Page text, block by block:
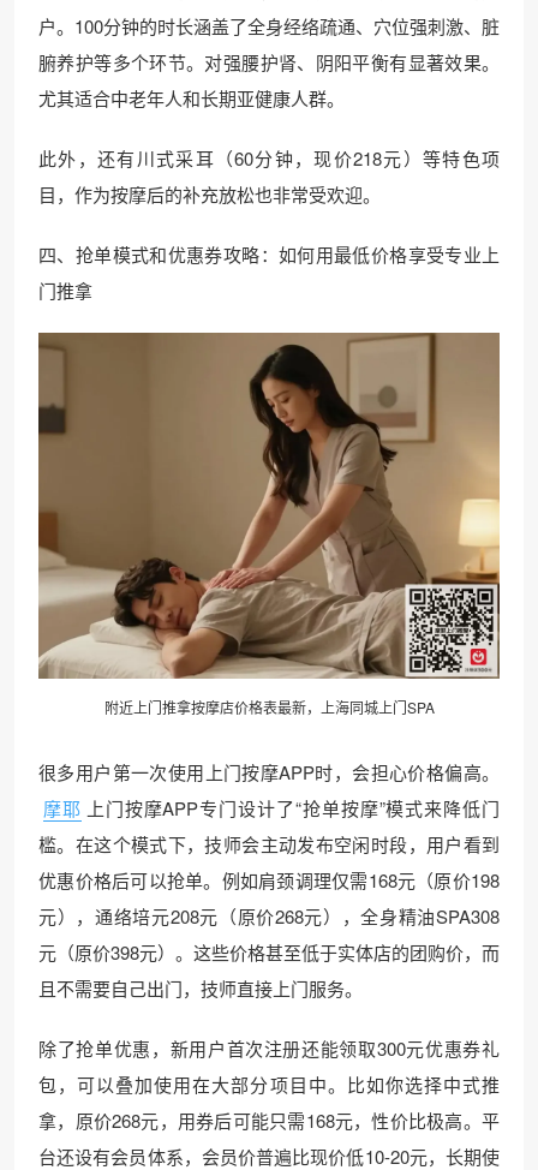
户。100分钟的时长涵盖了全身经络疏通、穴位强刺激、脏
腑养护等多个环节。对强腰护肾、阴阳平衡有显著效果。
尤其适合中老年人和长期亚健康人群。
此外，还有川式采耳（60分钟，现价218元）等特色项
目，作为按摩后的补充放松也非常受欢迎。
四、抢单模式和优惠券攻略：如何用最低价格享受专业上
门推拿
附近上门推拿按摩店价格表最新，上海同城上门SPA
很多用户第一次使用上门按摩APP时，会担心价格偏高。
摩耶 上门按摩APP专门设计了“抢单按摩”模式来降低门
槛。在这个模式下，技师会主动发布空闲时段，用户看到
优惠价格后可以抢单。例如肩颈调理仅需168元（原价198
元），通络培元208元（原价268元），全身精油SPA308
元（原价398元）。这些价格甚至低于实体店的团购价，而
且不需要自己出门，技师直接上门服务。
除了抢单优惠，新用户首次注册还能领取300元优惠券礼
包，可以叠加使用在大部分项目中。比如你选择中式推
拿，原价268元，用券后可能只需168元，性价比极高。平
台还设有会员体系，会员价普遍比现价低10-20元，长期使